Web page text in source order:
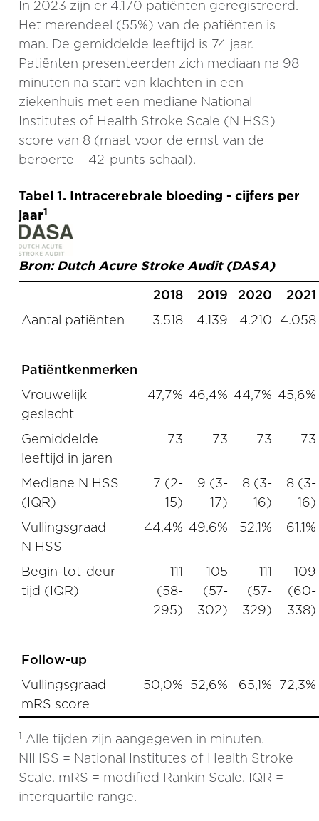
In 2023 zijn er 4.170 patiënten geregistreerd.
Het merendeel (55%) van de patiënten is
man. De gemiddelde leeftijd is 74 jaar.
Patiënten presenteerden zich mediaan na 98
minuten na start van klachten in een
ziekenhuis met een mediane National
Institutes of Health Stroke Scale (NIHSS)
score van 8 (maat voor de ernst van de
beroerte – 42-punts schaal).
Tabel 1. Intracerebrale bloeding - cijfers per
jaar1
Bron: Dutch Acure Stroke Audit (DASA)
2018
2019 2020
2021
Aantal patiënten
3.518 4.139 4.210 4.058
Patiëntkenmerken
Vrouwelijk
geslacht
47,7% 46,4% 44,7% 45,6%
Gemiddelde
leeftijd in jaren
73 73 73 73
Mediane NIHSS
(IQR)
7 (2-
15)
9 (3-
17)
8 (3-
16)
8 (3-
16)
Vullingsgraad
NIHSS
44.4% 49.6% 52.1% 61.1%
Begin-tot-deur
tijd (IQR)
111
(58-
295)
105
(57-
302)
111
(57-
329)
109
(60-
338)
Follow-up
Vullingsgraad
mRS score
50,0% 52,6% 65,1% 72,3%
1 Alle tijden zijn aangegeven in minuten.
NIHSS = National Institutes of Health Stroke
Scale. mRS = modified Rankin Scale. IQR =
interquartile range.